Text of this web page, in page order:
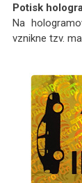
Potisk
Na
vznikne tzv.